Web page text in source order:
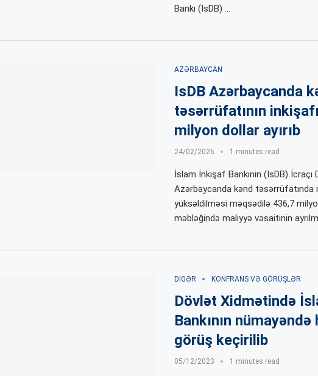
Bankı (IsDB) …
AZƏRBAYCAN
IsDB Azərbaycanda
təsərrüfatının
milyon dollar ayırıb
24/02/2026 1 minutes read
İslam İnkişaf Bankınin (IsDB) İcraçı
Azərbaycanda kənd təsərrüfatında
yüksəldilməsi məqsədilə 436,7
məbləğində maliyyə vəsaitinin
DIGƏR KONFRANS VƏ GÖRÜŞLƏR
Dövlət Xidmətində
Bankının
görüş keçirilib
05/12/2023 1 minutes read